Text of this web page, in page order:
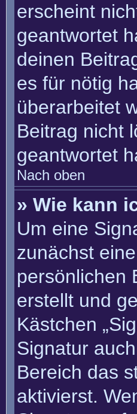
erscheint
geantwortet
deinen
es für nötig
überarbeitet
Beitrag nicht
geantwortet
Nach oben
» Wie kann
Um eine
zunächst
persönlichen
erstellt und
Kästchen
Signatur
Bereich das
aktivierst.